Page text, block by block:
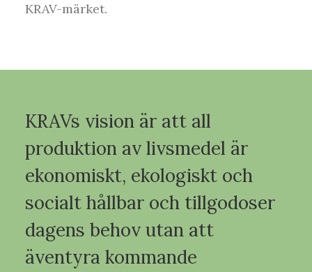
KRAV-märket.
KRAVs vision är att all
produktion av livsmedel är
ekonomiskt, ekologiskt och
socialt hållbar och tillgodoser
dagens behov utan att
äventyra kommande